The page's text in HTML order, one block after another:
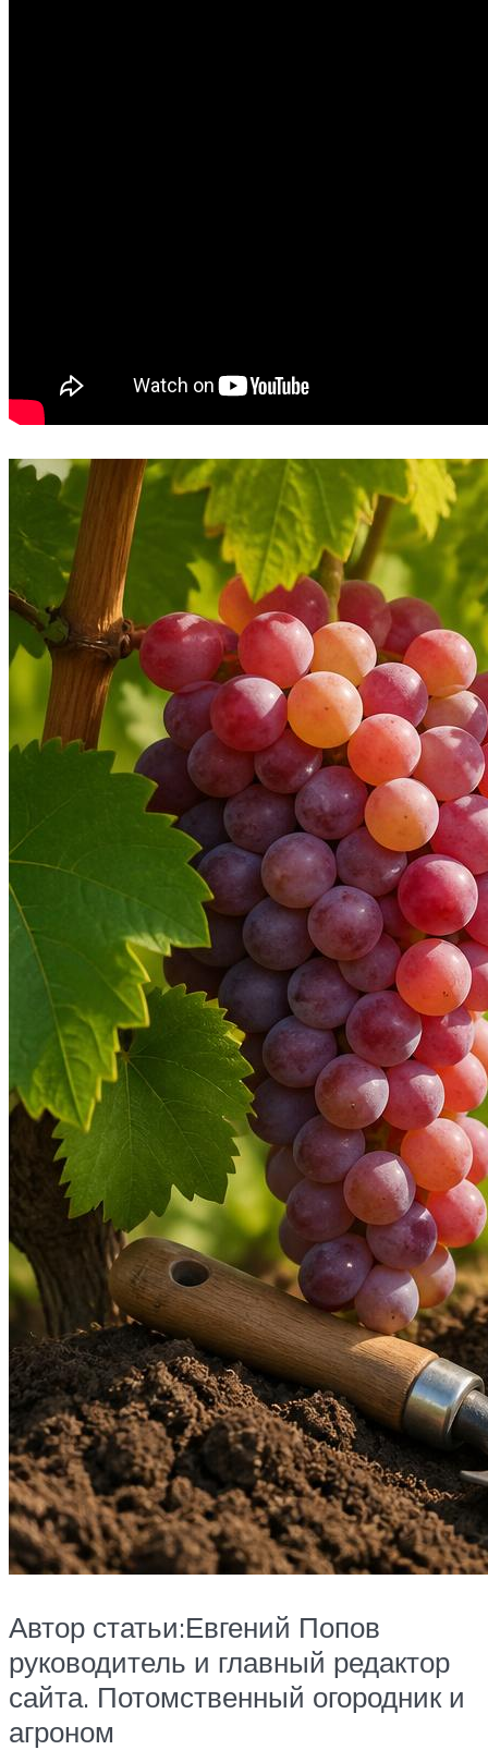
Автор статьи:Евгений Попов
руководитель и главный редактор
сайта. Потомственный огородник и
агроном